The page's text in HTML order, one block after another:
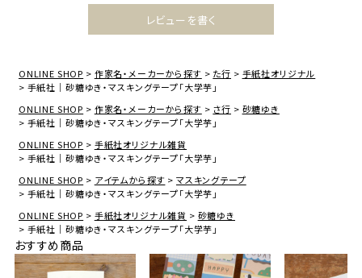
レビューを書く
ONLINE SHOP 作家名・メーカーから探す た行
手紙社オリジナル
手紙社｜砂糖ゆき・マスキングテープ「大学芋」
ONLINE SHOP
作家名・メーカーから探す さ行
砂糖ゆき
手紙社｜砂糖ゆき・マスキングテープ「大学芋」
ONLINE SHOP
手紙社オリジナル雑貨
手紙社｜砂糖ゆき・マスキングテープ「大学芋」
ONLINE SHOP
アイテムから探す
マスキングテープ
手紙社｜砂糖ゆき・マスキングテープ「大学芋」
ONLINE SHOP
手紙社オリジナル雑貨
砂糖ゆき
手紙社｜砂糖ゆき・マスキングテープ「大学芋」
おすすめ商品